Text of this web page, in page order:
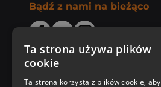
Bądź z nami na bieżąco
Ta strona używa plików
cookie
Ta strona korzysta z plików cookie, aby